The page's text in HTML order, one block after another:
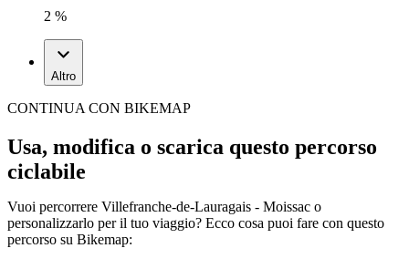
2 %
Altro
CONTINUA CON BIKEMAP
Usa, modifica o scarica questo percorso
ciclabile
Vuoi percorrere Villefranche-de-Lauragais - Moissac o
personalizzarlo per il tuo viaggio? Ecco cosa puoi fare con questo
percorso su Bikemap: